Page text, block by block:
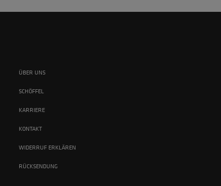
ÜBER UNS
SCHÖFFEL
KARRIERE
KONTAKT
WIDERRUF ERKLÄREN
RÜCKSENDUNG